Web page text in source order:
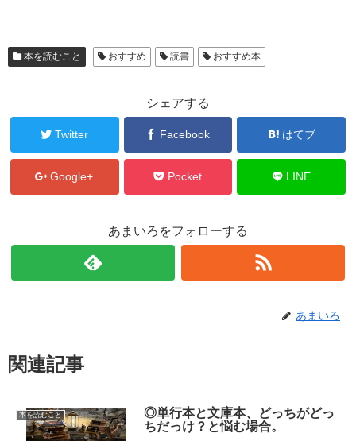
本を読むこと おすすめ 読書 おすすめ本
シェアする
Twitter Facebook はてブ
Google+ Pocket LINE
あまいろをフォローする
あまいろ
関連記事
本を読むこと
◎単行本と文庫本、どっちがどっ
ちだっけ？と悩む場合。